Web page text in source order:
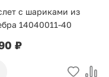
с шариками из
14040011-40
₽